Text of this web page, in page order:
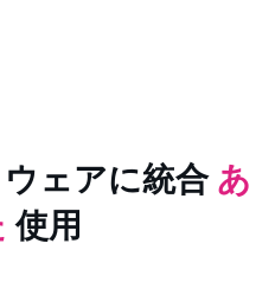
ェアに統合 あ
使用